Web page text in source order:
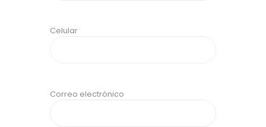
Celular
Correo electrónico